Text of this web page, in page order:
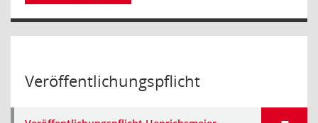
Veröffentlichungspflicht